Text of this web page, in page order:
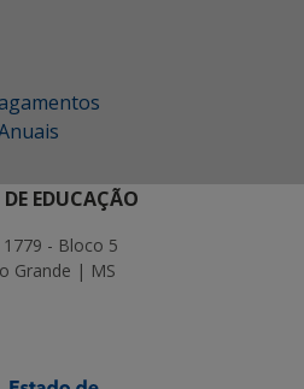
EDUCAÇÃO
- Bloco 5
Grande | MS